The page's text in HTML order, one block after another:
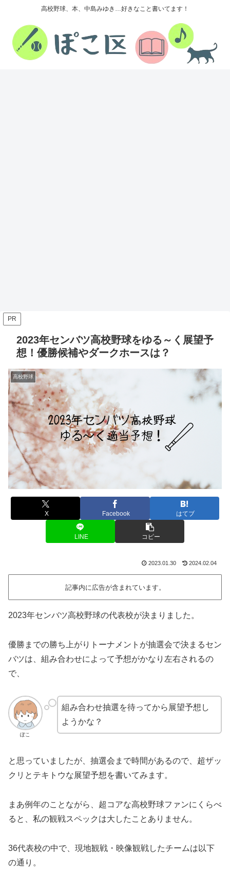
高校野球、本、中島みゆき…好きなこと書いてます！
PR
2023年センバツ高校野球をゆる～く展望予
想！優勝候補やダークホースは？
高校野球
X Facebook はてブ
LINE コピー
2023.01.30 2024.02.04
記事内に広告が含まれています。
2023年センバツ高校野球の代表校が決まりました。
優勝までの勝ち上がりトーナメントが抽選会で決まるセン
バツは、組み合わせによって予想がかなり左右されるの
で、
ぽこ
組み合わせ抽選を待ってから展望予想し
ようかな？
と思っていましたが、抽選会まで時間があるので、超ザッ
クリとテキトウな展望予想を書いてみます。
まあ例年のことながら、超コアな高校野球ファンにくらべ
ると、私の観戦スペックは大したことありません。
36代表校の中で、現地観戦・映像観戦したチームは以下
の通り。